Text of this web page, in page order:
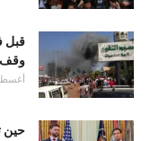
قبل
وقف
أغسطس
حين